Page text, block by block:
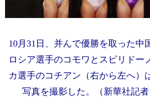
10月31日、并んで優勝を取った中
ロシア選手のコモワとスピリドー
カ選手のコチアン（右から左へ）
写真を撮影した。（新華社記